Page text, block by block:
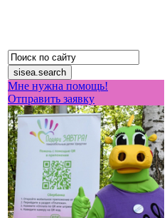
Мне нужна помощь!
Отправить заявку